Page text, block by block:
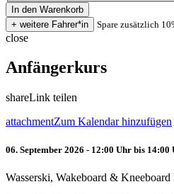
Spare zusätzlich
close
Anfängerkurs
shareLink teilen
attachmentZum Kalendar hinzufügen
06. September 2026 - 12:00 Uhr bis 14:00
Wasserski, Wakeboard &